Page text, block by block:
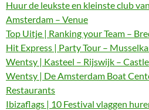
Huur de leukste en kleinste club
Amsterdam – Venue
Top Uitje | Ranking your Team –
Hit Express | Party Tour –
Wentsy | Kasteel – Rijswijk –
Wentsy | De Amsterdam Boat
Restaurants
Ibizaflags | 10 Festival vlaggen